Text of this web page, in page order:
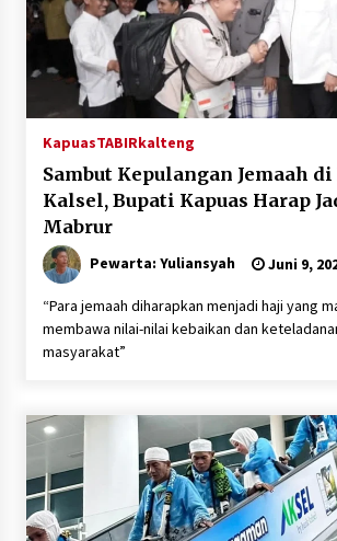
KapuasTABIRkalteng
Sambut Kepulangan Jemaah
Kalsel, Bupati Kapuas Harap
Mabrur
Pewarta: Yuliansyah Juni 9,
“Para jemaah diharapkan menjadi haji yang
membawa nilai-nilai kebaikan dan
masyarakat”